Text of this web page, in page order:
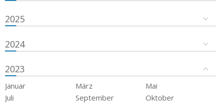
2025
2024
2023
Januar März
Mai
Juli
September
Oktober